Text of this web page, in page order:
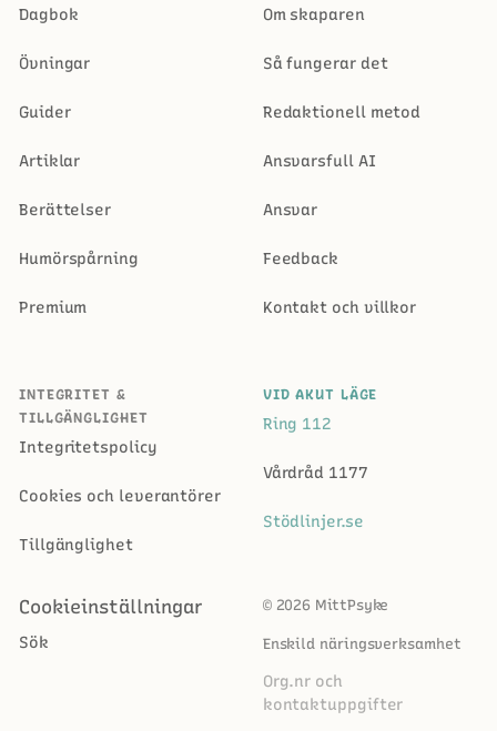
Dagbok
Övningar
Guider
Artiklar
Berättelser
Humörspårning
Premium
Om skaparen
Så fungerar det
Redaktionell metod
Ansvarsfull AI
Ansvar
Feedback
Kontakt och villkor
INTEGRITET &
TILLGÄNGLIGHET
Integritetspolicy
Cookies och leverantörer
Tillgänglighet
Cookieinställningar
Sök
VID AKUT LÄGE
Ring 112
Vårdråd 1177
Stödlinjer.se
© 2026 MittPsyke
Enskild näringsverksamhet
Org.nr och
kontaktuppgifter